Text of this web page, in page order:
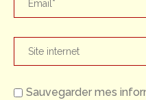
Sauvegarder mes